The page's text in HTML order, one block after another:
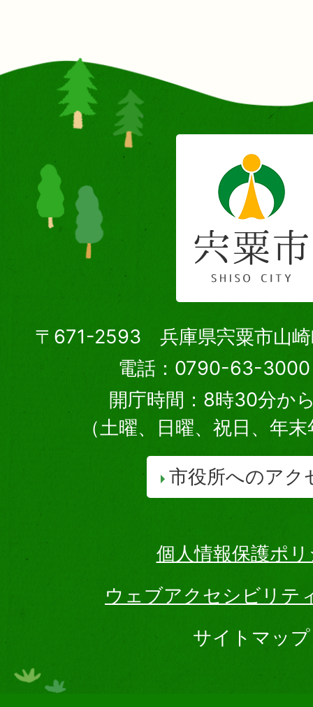
〒671-2593 兵庫県宍粟市山崎
電話：0790-63-3000
開庁時間：8時30分か
（土曜、日曜、祝日、年
市役所へのアク
個人情報保護ポ
ウェブアクセシビリテ
サイトマップ